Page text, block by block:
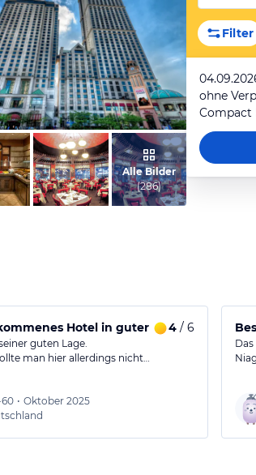
Juli 2009
Juli 2009
Alle Bilder
(286)
Filter
ohne
Hotel in guter Lage
4/ 6
guten Lage.
man hier allerdings nicht…
• Oktober 2025